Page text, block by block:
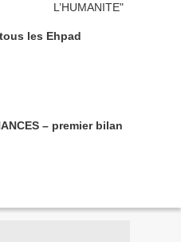
les Ehpad
– premier bilan